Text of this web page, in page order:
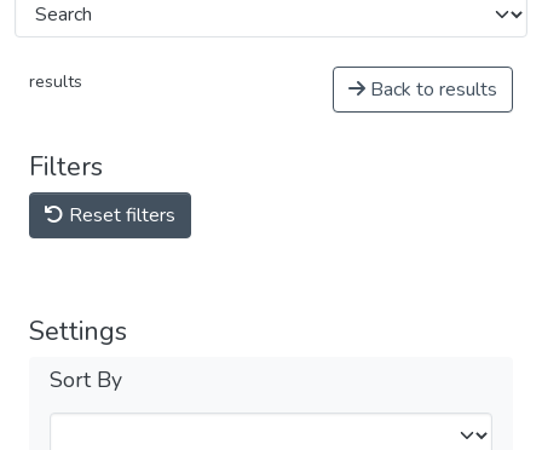
results Back to results
Filters
Reset filters
Settings
Sort By